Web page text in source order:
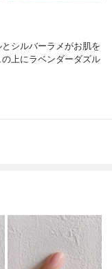
シルバーラメがお肌を
上にラベンダーダズル